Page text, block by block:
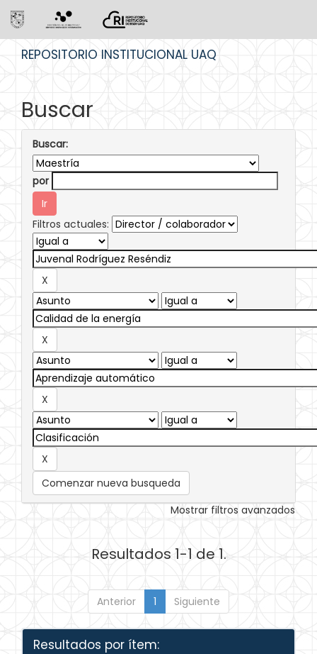
REPOSITORIO INSTITUCIONAL UAQ
Buscar
Buscar:
por
Filtros actuales:
Comenzar nueva busqueda
Mostrar filtros avanzados
Resultados 1-1 de 1.
Anterior 1 Siguiente
Resultados por ítem: